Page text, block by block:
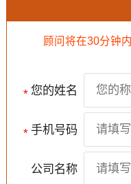
顾问将在30分钟
* 您的姓名
* 手机号码
公司名称